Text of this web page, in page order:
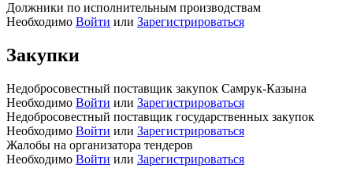
Должники по исполнительным производствам
Необходимо Войти или Зарегистрироваться
Закупки
Недобросовестный поставщик закупок Самрук-Казына
Необходимо Войти или Зарегистрироваться
Недобросовестный поставщик государственных закупок
Необходимо Войти или Зарегистрироваться
Жалобы на организатора тендеров
Необходимо Войти или Зарегистрироваться